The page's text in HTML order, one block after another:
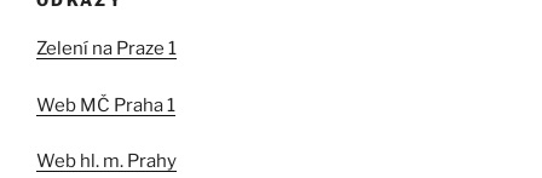
Zelení na Praze 1
Web MČ Praha 1
Web hl. m. Prahy